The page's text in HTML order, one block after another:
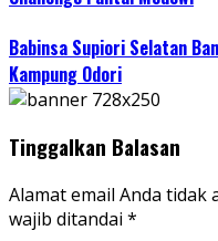
Babinsa Supiori Selatan
Kampung Odori
Tinggalkan Balasan
Alamat email Anda tidak
wajib ditandai *